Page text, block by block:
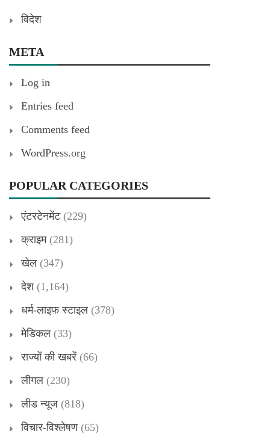
विदेश
META
Log in
Entries feed
Comments feed
WordPress.org
POPULAR CATEGORIES
एंटरटेनमेंट(229)
क्राइम(281)
खेल (347)
देश (1,164)
धर्म-लाइफ स्टाइल (378)
मेडिकल (33)
राज्यों की खबरें (66)
लीगल (230)
लीड न्यूज (818)
विचार-विश्लेषण(65)